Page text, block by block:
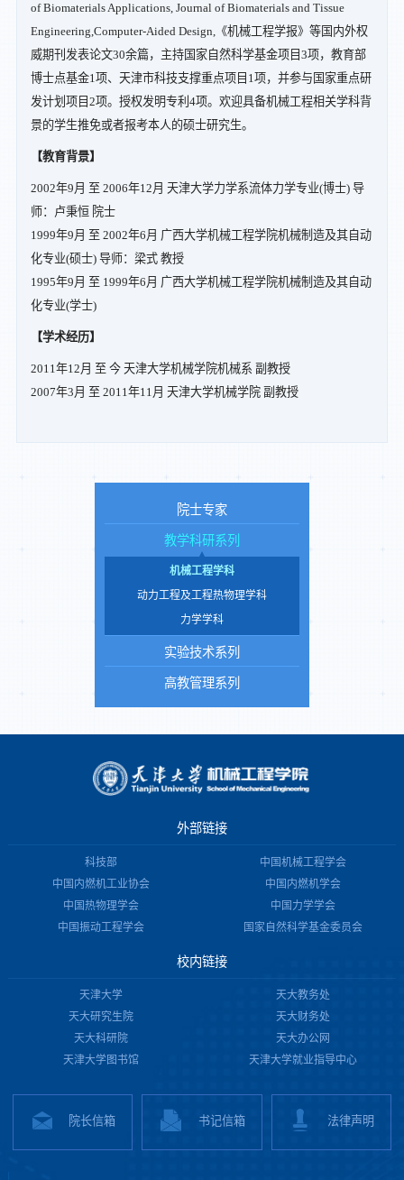
of Biomaterials Applications, Journal of Biomaterials and Tissue
Engineering,Computer-Aided Design,《机械工程学报》等国内外权
威期刊发表论文30余篇，主持国家自然科学基金项目3项，教育部
博士点基金1项、天津市科技支撑重点项目1项，并参与国家重点研
发计划项目2项。授权发明专利4项。欢迎具备机械工程相关学科背
景的学生推免或者报考本人的硕士研究生。
【教育背景】
2002年9月 至 2006年12月 天津大学力学系流体力学专业(博士) 导
师：卢秉恒 院士
1999年9月 至 2002年6月 广西大学机械工程学院机械制造及其自动
化专业(硕士) 导师：梁式 教授
1995年9月 至 1999年6月 广西大学机械工程学院机械制造及其自动
化专业(学士)
【学术经历】
2011年12月 至 今 天津大学机械学院机械系 副教授
2007年3月 至 2011年11月 天津大学机械学院 副教授
院士专家
教学科研系列
机械工程学科
动力工程及工程热物理学科
力学学科
实验技术系列
高教管理系列
外部链接
科技部
中国机械工程学会
中国内燃机工业协会
中国内燃机学会
中国热物理学会
中国力学学会
中国振动工程学会
国家自然科学基金委员会
校内链接
天津大学
天大教务处
天大研究生院
天大财务处
天大科研院
天大办公网
天津大学图书馆
天津大学就业指导中心
院长信箱 书记信箱 法律声明